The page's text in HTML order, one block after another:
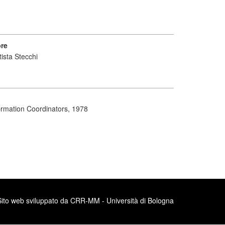
Stecchi
Coordinators, 1978
web sviluppato da CRR-MM - Università di Bologna